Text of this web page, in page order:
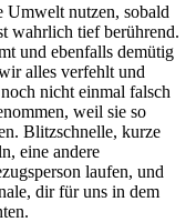
Umwelt nutzen, sobald
wahrlich tief berührend.
und ebenfalls demütig
alles verfehlt und
nicht einmal falsch
weil sie so
Blitzschnelle, kurze
eine andere
laufen, und
dir für uns in dem